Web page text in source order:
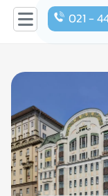
021 -